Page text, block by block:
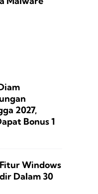
2027,
Bonus 1
Windows
Dalam 30